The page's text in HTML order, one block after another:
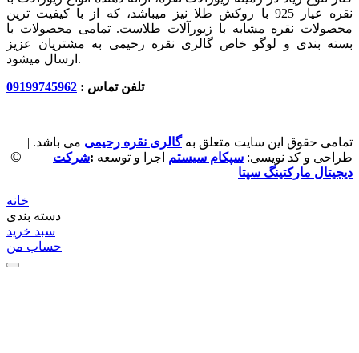
نقره عیار 925 با روکش طلا نیز میباشد، که از با کیفیت‏ ترین
محصولات نقره مشابه با زیورآلات طلاست. تمامی محصولات با
بسته بندی و لوگو خاص گالری نقره رحیمی به مشتریان عزیز
ارسال میشود.
تلفن تماس : 09199745962
©
تمامی حقوق این سایت متعلق بهگالری نقره رحیمی می باشد. |
طراحی و کد نویسی: سپکام سیستم اجرا و توسعه :شرکت
دیجیتال مارکتینگ سپتا
خانه
دسته بندی
سبد خرید
حساب من